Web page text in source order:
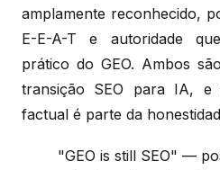
amplamente reconhecido,
E-E-A-T e autoridade
prático do GEO. Ambos
transição SEO para IA, e
factual é parte da
"GEO is still SEO" —